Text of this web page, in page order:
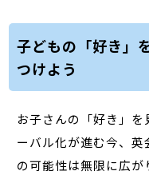
子どもの「好き」
つけよう
お子さんの「好き」
ーバル化が進む今、
の可能性は無限に広